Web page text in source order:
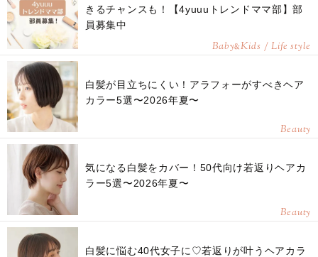
きるチャンスも！【4yuuuトレンドママ部】部
員募集中
Baby&Kids / Life style
白髪が目立ちにくい！アラフォーがすべきヘア
カラー5選〜2026年夏〜
Beauty
気になる白髪をカバー！50代向け若返りヘアカ
ラー5選〜2026年夏〜
Beauty
白髪に悩む40代女子に♡若返りが叶うヘアカラ